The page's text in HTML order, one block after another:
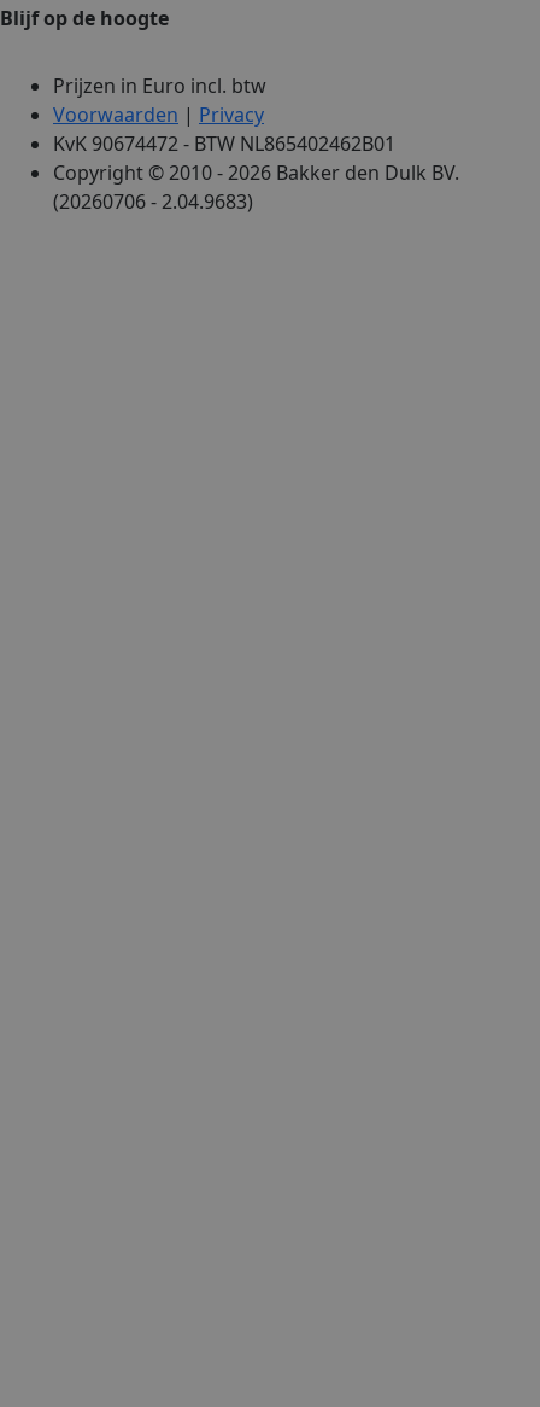
Blijf op de hoogte
Prijzen in Euro incl. btw
Voorwaarden | Privacy
KvK 90674472 - BTW NL865402462B01
Copyright © 2010 - 2026 Bakker den Dulk BV.
(20260706 - 2.04.9683)